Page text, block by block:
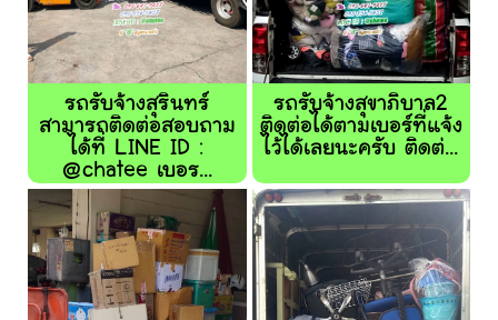
รถรับจ้างสุรินทร์
สามารถติดต่อสอบถาม
ได้ที่ LINE ID :
@chatee เบอร...
รถรับจ้างสุขาภิบาล2
ติดต่อได้ตามเบอร์ที่แจ้ง
ไว้ได้เลยนะครับ ติดต่...